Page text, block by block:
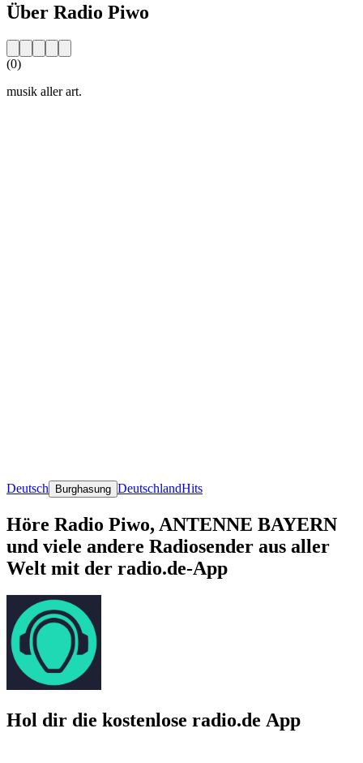
Über Radio Piwo
(0)
musik aller art.
Deutsch Burghasung DeutschlandHits
Höre Radio Piwo, ANTENNE BAYERN
und viele andere Radiosender aus aller
Welt mit der radio.de-App
Hol dir die kostenlose radio.de App